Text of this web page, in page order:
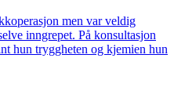
men var veldig
inngrepet. På konsultasjon
hun tryggheten og kjemien hun